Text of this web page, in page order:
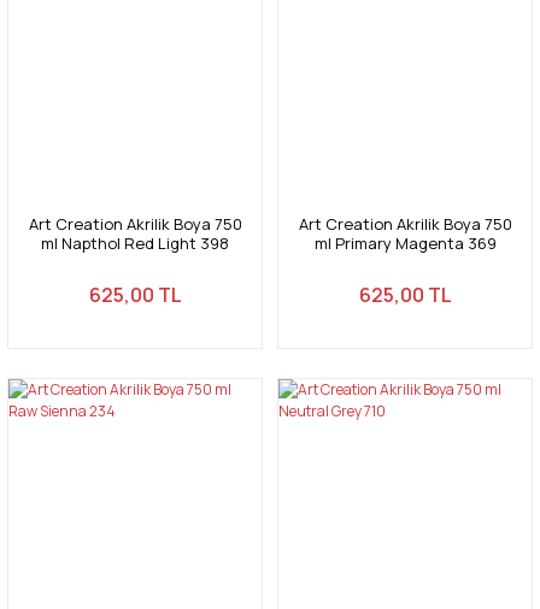
Art Creation Akrilik Boya 750
ml Napthol Red Light 398
625,00 TL
Art Creation Akrilik Boya 750
ml Primary Magenta 369
625,00 TL